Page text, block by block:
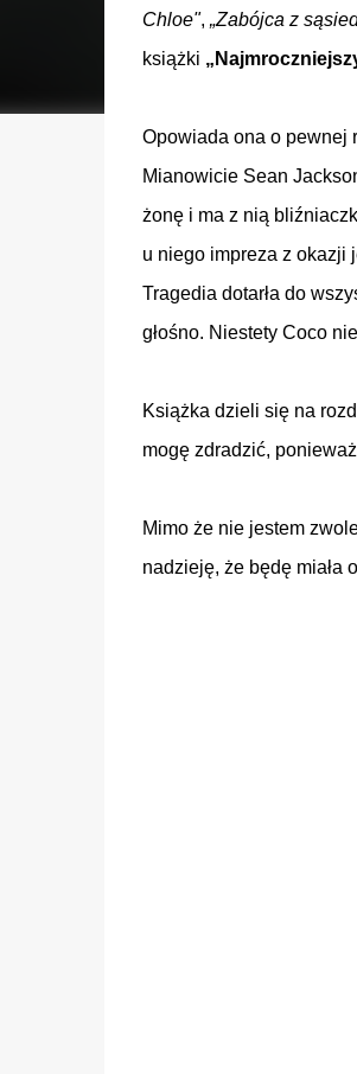
Chloe", „Zabójca z
książki „
Opowiada ona o pewnej
Mianowicie Sean
żonę i ma z nią
u niego impreza z okazji
Tragedia dotarła do
głośno. Niestety Coco
Książka dzieli się na
mogę zdradzić,
Mimo że nie jestem
nadzieję, że będę miała